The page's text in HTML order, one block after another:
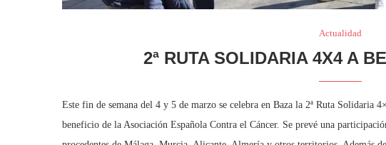
Actualidad
2ª RUTA SOLIDARIA 4X4 A
Este fin de semana del 4 y 5 de marzo se celebra en Baza la 2ª Ruta Solidaria
beneficio de la Asociación Española Contra el Cáncer. Se prevé una